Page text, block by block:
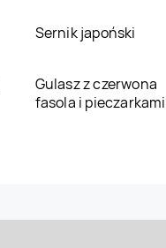
Sernik japoński
Gulasz z czerwona
fasola i pieczarkami